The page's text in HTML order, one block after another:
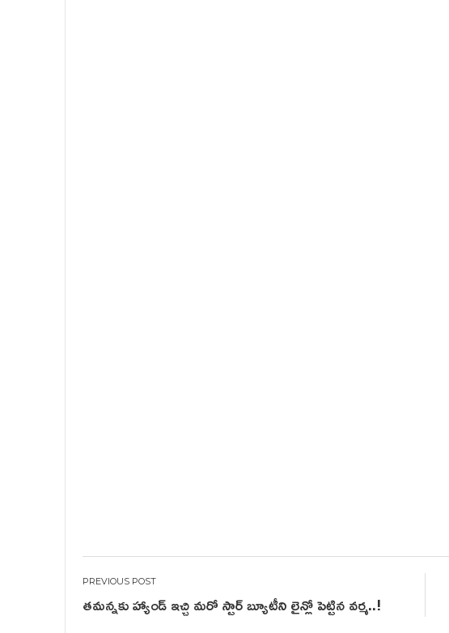
Post
navigation
తమన్నకు హ్యాండ్ ఇచ్చి మరో స్టార్ బ్యూటీని లైన్లో పెట్టిన వర్మ..!